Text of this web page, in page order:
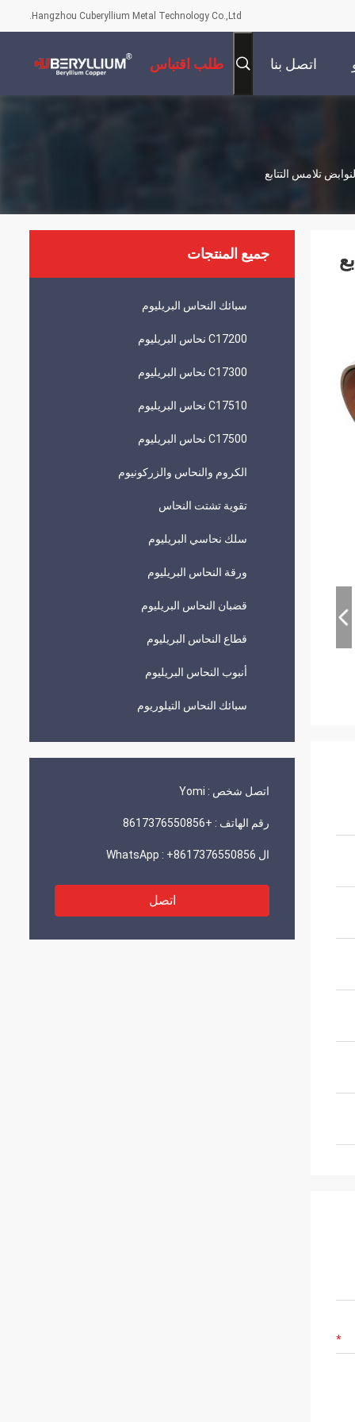
Hangzhou Cuberyllium Metal Technology Co.,Ltd.
اتصل بنا طلب اقتباس
جميع المنتجات
سبائك النحاس البريليوم
C17200 نحاس البريليوم
C17300 نحاس البريليوم
C17510 نحاس البريليوم
C17500 نحاس البريليوم
الكروم والنحاس والزركونيوم
تقوية تشتت النحاس
سلك نحاسي البريليوم
ورقة النحاس البريليوم
قضبان النحاس البريليوم
قطاع النحاس البريليوم
أنبوب النحاس البريليوم
سبائك النحاس التيلوريوم
اتصل شخص : Yomi
رقم الهاتف : +8617376550856
ال WhatsApp : +8617376550856
اتصل